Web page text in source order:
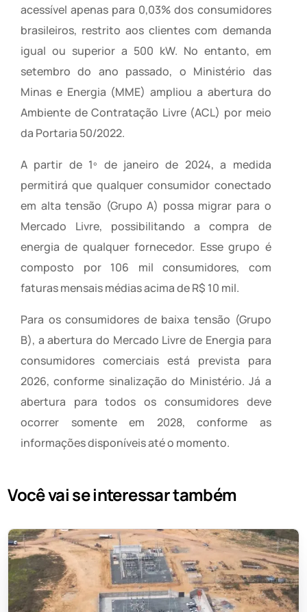
acessível apenas para 0,03% dos consumidores
brasileiros, restrito aos clientes com demanda
igual ou superior a 500 kW. No entanto, em
setembro do ano passado, o Ministério das
Minas e Energia (MME) ampliou a abertura do
Ambiente de Contratação Livre (ACL) por meio
da Portaria 50/2022.
A partir de 1º de janeiro de 2024, a medida
permitirá que qualquer consumidor conectado
em alta tensão (Grupo A) possa migrar para o
Mercado Livre, possibilitando a compra de
energia de qualquer fornecedor. Esse grupo é
composto por 106 mil consumidores, com
faturas mensais médias acima de R$ 10 mil.
Para os consumidores de baixa tensão (Grupo
B), a abertura do Mercado Livre de Energia para
consumidores comerciais está prevista para
2026, conforme sinalização do Ministério. Já a
abertura para todos os consumidores deve
ocorrer somente em 2028, conforme as
informações disponíveis até o momento.
Você vai se interessar também